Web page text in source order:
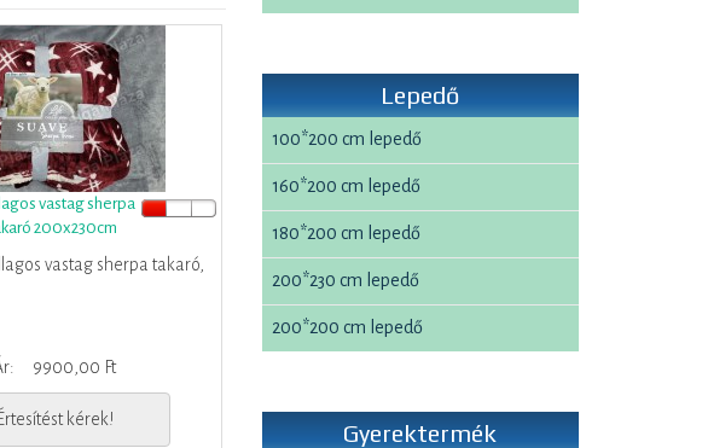
vastag sherpa
200x230cm
vastag sherpa takaró,
9900,00 Ft
Értesítést kérek!
Lepedő
100*200 cm lepedő
160*200 cm lepedő
180*200 cm lepedő
200*230 cm lepedő
200*200 cm lepedő
Gyerektermék